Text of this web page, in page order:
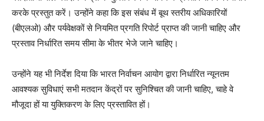
करके प्रस्तुत करें। उन्होंने कहा कि इस संबंध में बूथ स्तरीय अधिकारियों
(बीएलओ) और पर्यवेक्षकों से नियमित प्रगति रिपोर्ट प्राप्त की जानी चाहिए और
प्रस्ताव निर्धारित समय सीमा के भीतर भेजे जाने चाहिए।
उन्होंने यह भी निर्देश दिया कि भारत निर्वाचन आयोग द्वारा निर्धारित न्यूनतम
आवश्यक सुविधाएं सभी मतदान केंद्रों पर सुनिश्चित की जानी चाहिए, चाहे वे
मौजूदा हों या युक्तिकरण के लिए प्रस्तावित हों।